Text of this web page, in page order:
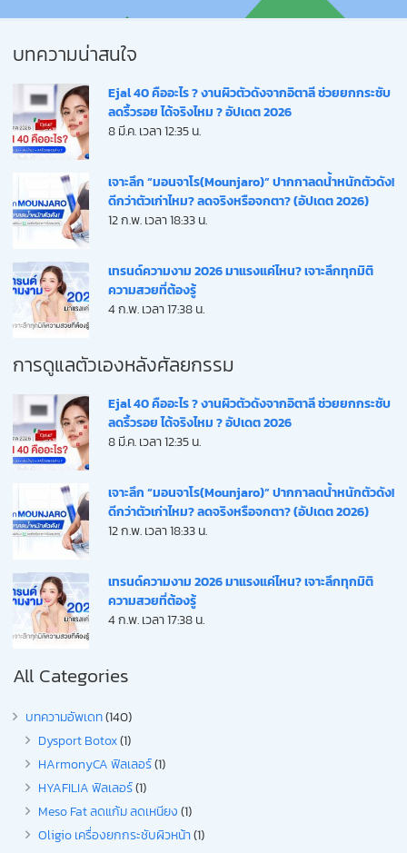
บทความน่าสนใจ
Ejal 40 คืออะไร ? งานผิวตัวดังจากอิตาลี ช่วยยกกระชับ
ลดริ้วรอย ได้จริงไหม ? อัปเดต 2026
8 มี.ค. เวลา 12:35 น.
เจาะลึก “มอนจาโร(Mounjaro)” ปากกาลดน้ำหนักตัวดัง!
ดีกว่าตัวเก่าไหม? ลดจริงหรือจกตา? (อัปเดต 2026)
12 ก.พ. เวลา 18:33 น.
เทรนด์ความงาม 2026 มาแรงแค่ไหน? เจาะลึกทุกมิติ
ความสวยที่ต้องรู้
4 ก.พ. เวลา 17:38 น.
การดูแลตัวเองหลังศัลยกรรม
Ejal 40 คืออะไร ? งานผิวตัวดังจากอิตาลี ช่วยยกกระชับ
ลดริ้วรอย ได้จริงไหม ? อัปเดต 2026
8 มี.ค. เวลา 12:35 น.
เจาะลึก “มอนจาโร(Mounjaro)” ปากกาลดน้ำหนักตัวดัง!
ดีกว่าตัวเก่าไหม? ลดจริงหรือจกตา? (อัปเดต 2026)
12 ก.พ. เวลา 18:33 น.
เทรนด์ความงาม 2026 มาแรงแค่ไหน? เจาะลึกทุกมิติ
ความสวยที่ต้องรู้
4 ก.พ. เวลา 17:38 น.
All Categories
บทความอัพเดท(140)
Dysport Botox(1)
HArmonyCA ฟิลเลอร์(1)
HYAFILIA ฟิลเลอร์(1)
Meso Fat ลดแก้ม ลดเหนียง(1)
Oligio เครื่องยกกระชับผิวหน้า(1)